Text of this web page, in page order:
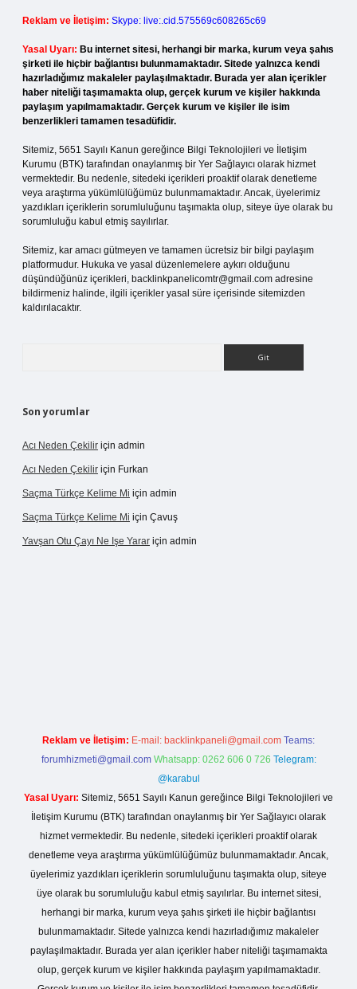
Reklam ve İletişim: Skype: live:.cid.575569c608265c69
Yasal Uyarı: Bu internet sitesi, herhangi bir marka, kurum veya şahıs
şirketi ile hiçbir bağlantısı bulunmamaktadır. Sitede yalnızca kendi
hazırladığımız makaleler paylaşılmaktadır. Burada yer alan içerikler
haber niteliği taşımamakta olup, gerçek kurum ve kişiler hakkında
paylaşım yapılmamaktadır. Gerçek kurum ve kişiler ile isim
benzerlikleri tamamen tesadüfidir.
Sitemiz, 5651 Sayılı Kanun gereğince Bilgi Teknolojileri ve İletişim
Kurumu (BTK) tarafından onaylanmış bir Yer Sağlayıcı olarak hizmet
vermektedir. Bu nedenle, sitedeki içerikleri proaktif olarak denetleme
veya araştırma yükümlülüğümüz bulunmamaktadır. Ancak, üyelerimiz
yazdıkları içeriklerin sorumluluğunu taşımakta olup, siteye üye olarak bu
sorumluluğu kabul etmiş sayılırlar.
Sitemiz, kar amacı gütmeyen ve tamamen ücretsiz bir bilgi paylaşım
platformudur. Hukuka ve yasal düzenlemelere aykırı olduğunu
düşündüğünüz içerikleri, backlinkpanelicomtr@gmail.com adresine
bildirmeniz halinde, ilgili içerikler yasal süre içerisinde sitemizden
kaldırılacaktır.
Son yorumlar
Acı Neden Çekilir için admin
Acı Neden Çekilir için Furkan
Saçma Türkçe Kelime Mi için admin
Saçma Türkçe Kelime Mi için Çavuş
Yavşan Otu Çayı Ne Işe Yarar için admin
Reklam ve İletişim: E-mail: backlinkpaneli@gmail.com Teams:
forumhizmeti@gmail.com Whatsapp: 0262 606 0 726 Telegram:
@karabul
Yasal Uyarı: Sitemiz, 5651 Sayılı Kanun gereğince Bilgi Teknolojileri ve
İletişim Kurumu (BTK) tarafından onaylanmış bir Yer Sağlayıcı olarak
hizmet vermektedir. Bu nedenle, sitedeki içerikleri proaktif olarak
denetleme veya araştırma yükümlülüğümüz bulunmamaktadır. Ancak,
üyelerimiz yazdıkları içeriklerin sorumluluğunu taşımakta olup, siteye
üye olarak bu sorumluluğu kabul etmiş sayılırlar. Bu internet sitesi,
herhangi bir marka, kurum veya şahıs şirketi ile hiçbir bağlantısı
bulunmamaktadır. Sitede yalnızca kendi hazırladığımız makaleler
paylaşılmaktadır. Burada yer alan içerikler haber niteliği taşımamakta
olup, gerçek kurum ve kişiler hakkında paylaşım yapılmamaktadır.